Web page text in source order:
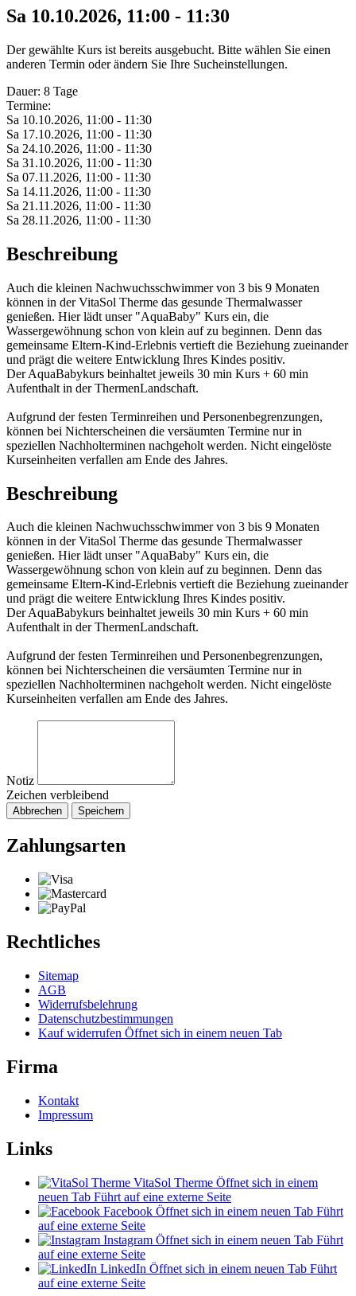
Sa 10.10.2026, 11:00 - 11:30
Der gewählte Kurs ist bereits ausgebucht. Bitte wählen Sie einen
anderen Termin oder ändern Sie Ihre Sucheinstellungen.
Dauer: 8 Tage
Termine:
Sa 10.10.2026, 11:00 - 11:30
Sa 17.10.2026, 11:00 - 11:30
Sa 24.10.2026, 11:00 - 11:30
Sa 31.10.2026, 11:00 - 11:30
Sa 07.11.2026, 11:00 - 11:30
Sa 14.11.2026, 11:00 - 11:30
Sa 21.11.2026, 11:00 - 11:30
Sa 28.11.2026, 11:00 - 11:30
Beschreibung
Auch die kleinen Nachwuchsschwimmer von 3 bis 9 Monaten
können in der VitaSol Therme das gesunde Thermalwasser
genießen. Hier lädt unser "AquaBaby" Kurs ein, die
Wassergewöhnung schon von klein auf zu beginnen. Denn das
gemeinsame Eltern-Kind-Erlebnis vertieft die Beziehung zueinander
und prägt die weitere Entwicklung Ihres Kindes positiv.
Der AquaBabykurs beinhaltet jeweils 30 min Kurs + 60 min
Aufenthalt in der ThermenLandschaft.
Aufgrund der festen Terminreihen und Personenbegrenzungen,
können bei Nichterscheinen die versäumten Termine nur in
speziellen Nachholterminen nachgeholt werden. Nicht eingelöste
Kurseinheiten verfallen am Ende des Jahres.
Beschreibung
Auch die kleinen Nachwuchsschwimmer von 3 bis 9 Monaten
können in der VitaSol Therme das gesunde Thermalwasser
genießen. Hier lädt unser "AquaBaby" Kurs ein, die
Wassergewöhnung schon von klein auf zu beginnen. Denn das
gemeinsame Eltern-Kind-Erlebnis vertieft die Beziehung zueinander
und prägt die weitere Entwicklung Ihres Kindes positiv.
Der AquaBabykurs beinhaltet jeweils 30 min Kurs + 60 min
Aufenthalt in der ThermenLandschaft.
Aufgrund der festen Terminreihen und Personenbegrenzungen,
können bei Nichterscheinen die versäumten Termine nur in
speziellen Nachholterminen nachgeholt werden. Nicht eingelöste
Kurseinheiten verfallen am Ende des Jahres.
Notiz
Zeichen verbleibend
Abbrechen Speichern
Zahlungsarten
Rechtliches
Sitemap
AGB
Widerrufsbelehrung
Datenschutzbestimmungen
Kauf widerrufen Öffnet sich in einem neuen Tab
Firma
Kontakt
Impressum
Links
VitaSol Therme Öffnet sich in einem
neuen Tab Führt auf eine externe Seite
Facebook Öffnet sich in einem neuen Tab Führt
auf eine externe Seite
Instagram Öffnet sich in einem neuen Tab Führt
auf eine externe Seite
LinkedIn Öffnet sich in einem neuen Tab Führt
auf eine externe Seite